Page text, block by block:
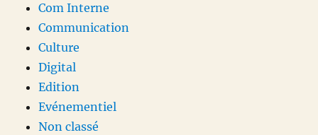
Com Interne
Communication
Culture
Digital
Edition
Evénementiel
Non classé